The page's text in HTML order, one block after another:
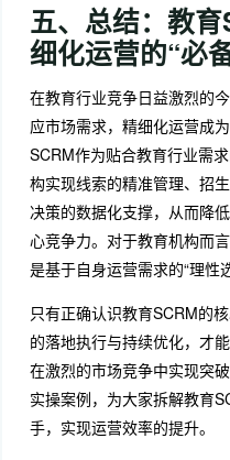
五、总结：教
细化运营的“必
在教育行业竞争日益激烈的
应市场需求，精细化运营成
SCRM作为贴合教育行业需
构实现线索的精准管理、招
决策的数据化支撑，从而降
心竞争力。对于教育机构而
是基于自身运营需求的“理性选
只有正确认识教育SCRM的
的落地执行与持续优化，才
在激烈的市场竞争中实现突
实操案例，为大家拆解教育
手，实现运营效率的提升。